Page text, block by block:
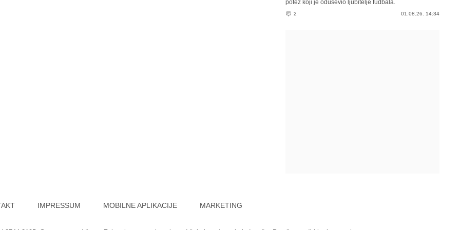
potez koji je oduševio ljubitelje fudbala.
2 01.08.26. 14:34
IMPRESSUM MOBILNE APLIKACIJE MARKETING